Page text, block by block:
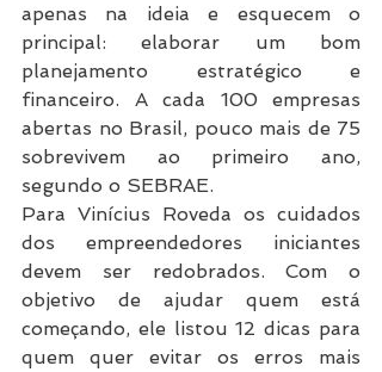
apenas na ideia e esquecem o
principal: elaborar um bom
planejamento estratégico e
financeiro. A cada 100 empresas
abertas no Brasil, pouco mais de 75
sobrevivem ao primeiro ano,
segundo o SEBRAE.
Para Vinícius Roveda os cuidados
dos empreendedores iniciantes
devem ser redobrados. Com o
objetivo de ajudar quem está
começando, ele listou 12 dicas para
quem quer evitar os erros mais